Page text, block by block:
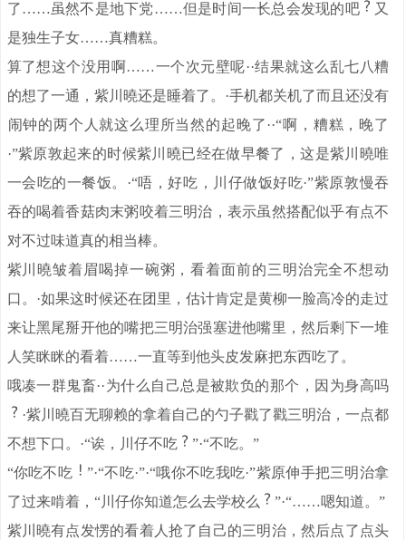
了……虽然不是地下党……但是时间一长总会发现的吧
又
是独生子女……真糟糕。
算了想这个没用啊……一个次元壁呢··结果就这么乱七八糟
的想了一通，紫川曉还是睡着了。·手机都关机了而且还没有
闹钟的两个人就这么理所当然的起晚了·
。
·“啊，糟糕，晚了
·”紫原敦起来的时候紫川曉已经在做早餐了，这是紫川曉唯
一会吃的一餐饭。·“唔，好吃，川仔做饭好吃·”紫原敦慢吞
吞的喝着香菇肉末粥咬着三明治，表示虽然搭配似乎有点不
对不过味道真的相当棒。
紫川曉皱着眉喝掉一碗粥，看着面前的三明治完全不想动
口。·如果这时候还在团里，估计肯定是黄柳一脸高冷的走过
来让黑尾掰开他的嘴把三明治强塞进他嘴里，然后剩下一堆
人笑眯眯的看着……一直等到他头皮发麻把东西吃了。
哦凑一群鬼畜··为什么自己总是被欺负的那个，因为身高吗
·紫川曉百无聊赖的拿着自己的勺子戳了戳三明治，一点都
不想下口。·“诶，川仔不吃
”·“不吃。”
“你吃不吃
”·“不吃·”·“哦你不吃我吃·”紫原伸手把三明治拿
了过来啃着，“川仔你知道怎么去学校么
”·“……嗯知道。”
紫川曉有点发愣的看着人抢了自己的三明治，然后点了点头